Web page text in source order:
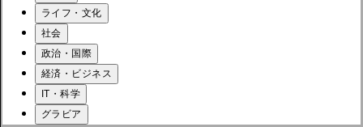
ライフ・文化
社会
政治・国際
経済・ビジネス
IT・科学
グラビア